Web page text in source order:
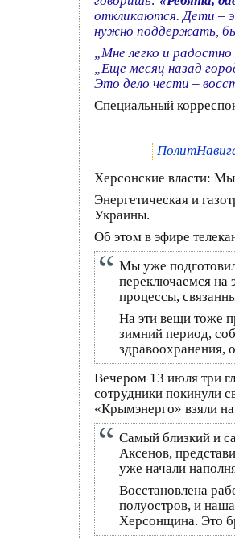
откликаются. Дети –
нужно поддержать,
„Мне легко и
„Еще месяц назад
Это дело чести –
Специальный
Херсонские власти:
Энергетическая и
Украины.
Об этом в эфире
Мы уже
переключаемся на
процессы,
На эти вещи тоже
зимний период,
здравоохранения,
Вечером 13 июля три
сотрудники покинули
«Крымэнерго» взяли
Самый близкий и
Аксенов,
уже начали
Восстановлена
полуостров, и
Херсонщина. Это